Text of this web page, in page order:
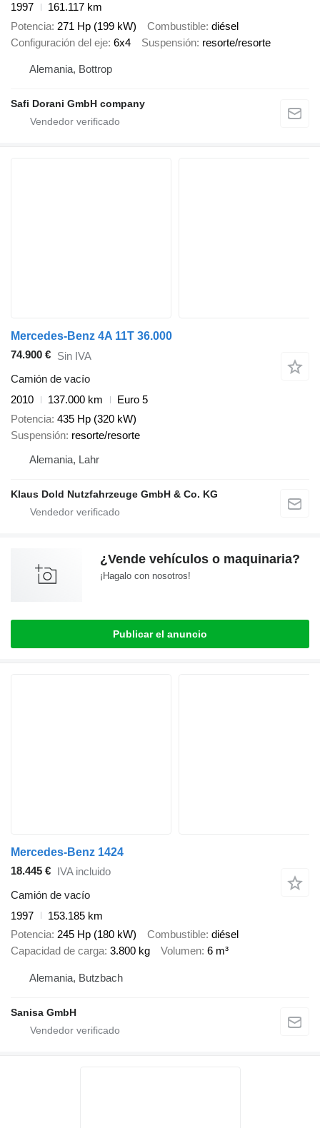
1997
161.117 km
Potencia 271 Hp (199 kW) Combustible diésel
Configuración del eje 6x4 Suspensión resorte/resorte
Alemania, Bottrop
Safi Dorani GmbH company
Mercedes-Benz 4A 11T 36.000
74.900 € Sin IVA
Camión de vacío
2010
137.000 km
Euro 5
Potencia 435 Hp (320 kW)
Suspensión resorte/resorte
Alemania, Lahr
Klaus Dold Nutzfahrzeuge GmbH & Co. KG
¿Vende vehículos o maquinaria?
¡Hagalo con nosotros!
Publicar el anuncio
Mercedes-Benz 1424
18.445 € IVA incluido
Camión de vacío
1997
153.185 km
Potencia 245 Hp (180 kW) Combustible diésel
Capacidad de carga 3.800 kg Volumen 6 m³
Alemania, Butzbach
Sanisa GmbH